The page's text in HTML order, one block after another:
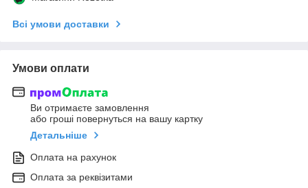
Всі умови доставки
Умови оплати
Ви отримаєте замовлення
або гроші повернуться на вашу картку
Детальніше
Оплата на рахунок
Оплата за реквізитами